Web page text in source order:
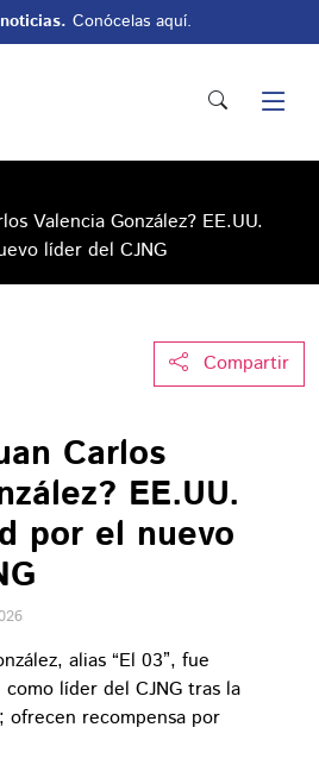
Conócelas aquí.
Valencia González? EE.UU.
líder del CJNG
Compartir
Carlos
EE.UU.
por el nuevo
alias “El 03”, fue
líder del CJNG tras la
ofrecen recompensa por